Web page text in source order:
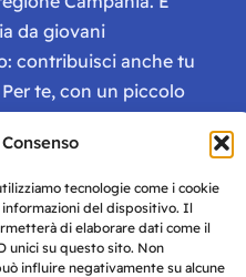
tecnologie come i cookie
del dispositivo. Il
di elaborare dati come il
unici su questo sito. Non
influire negativamente su alcune
da giovani
contribuisci anche tu
te, con un piccolo
libri e magazine gratis